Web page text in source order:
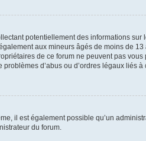
potentiellement des informations sur
aux mineurs âgés de moins de 13
de ce forum ne peuvent pas vous
d’abus ou d’ordres légaux liés à
il est également possible qu’un
du forum.